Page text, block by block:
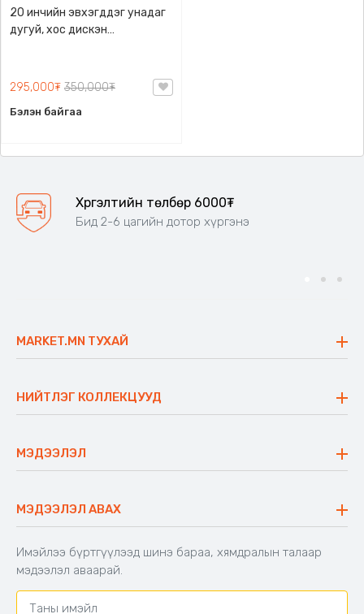
20 инчийн эвхэгддэг унадаг
дугуй, хос дискэн
зэрэг бага зай эзэлнэ, ган
рам нь бат бөх бүтэцтэй,Өргөн
хээтэй резинэн дугуй, Магни
295,000₮ 350,000₮
Бэлэн байгаа
Хүргэлтийн төлбөр 6000₮
Бид 2-6 цагийн дотор хүргэнэ
MARKET.MN ТУХАЙ
Үнэт зүйлс
Ажлын байр
Блог
НИЙТЛЭГ КОЛЛЕКЦУУД
Сүүдрэвч
Аяны ширээ
Аяны түшлэгтэй сандал
МЭДЭЭЛЭЛ
Буцаалтын журам
Захиалга шалгах
Хамтран ажиллах
Холбоо барих
МЭДЭЭЛЭЛ АВАХ
Имэйлээ бүртгүүлээд шинэ бараа, хямдралын талаар
мэдээлэл аваарай.